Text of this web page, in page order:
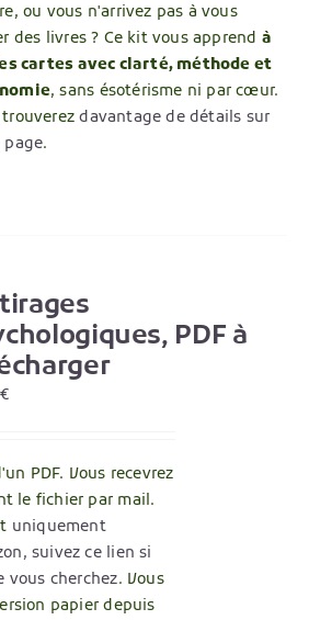
ou vous n'arrivez pas à vous
des livres ? Ce kit vous apprend à
cartes avec clarté, méthode et
, sans ésotérisme ni par cœur.
trouverezdavantage de détails sur
.
PDF à
€
PDF. Vous recevrez
le fichier par mail.
uniquement
suivez ce lien si
vous cherchez. Vous
papier depuis